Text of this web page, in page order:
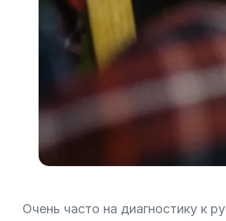
Очень часто на диагностику к